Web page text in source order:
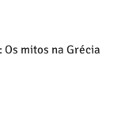
mitos na Grécia